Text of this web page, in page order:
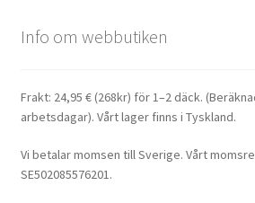
Info om webbutiken
Frakt: 24,95 € (268kr) för 1–2 däck.
arbetsdagar). Vårt lager finns i Tyskland.
Vi betalar momsen till Sverige. Vårt
SE502085576201.